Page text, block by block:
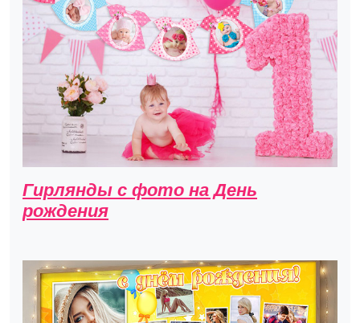
Гирлянды с фото на День
рождения